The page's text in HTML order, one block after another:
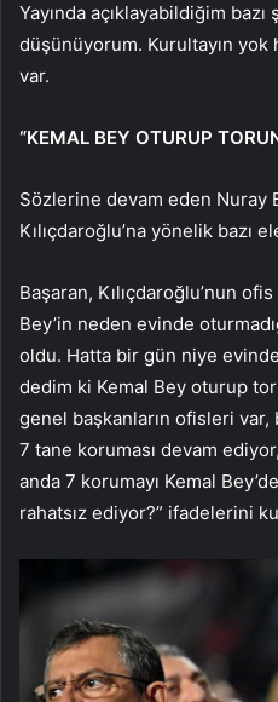
Yayında açıklayabildiğim
düşünüyorum. Kurultayın yok
var.
“KEMAL BEY OTURUP
Sözlerine devam eden Nuray
Kılıçdaroğlu’na yönelik bazı
Başaran, Kılıçdaroğlu’nun
Bey’in neden evinde
oldu. Hatta bir gün niye
dedim ki Kemal Bey oturup
genel başkanların ofisleri var,
7 tane koruması devam
anda 7 korumayı Kemal
rahatsız ediyor?” ifadelerini